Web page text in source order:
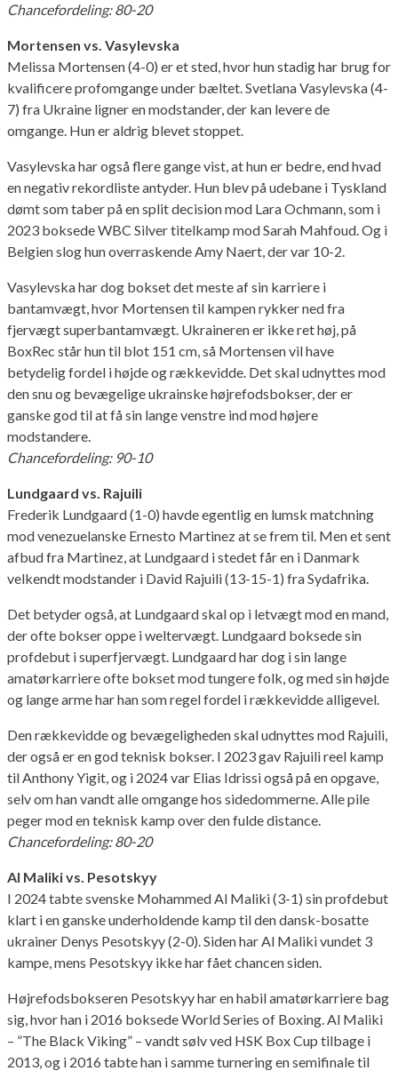
Chancefordeling: 80-20
Mortensen vs. Vasylevska
Melissa Mortensen (4-0) er et sted, hvor hun stadig har brug for
kvalificere profomgange under bæltet. Svetlana Vasylevska (4-
7) fra Ukraine ligner en modstander, der kan levere de
omgange. Hun er aldrig blevet stoppet.
Vasylevska har også flere gange vist, at hun er bedre, end hvad
en negativ rekordliste antyder. Hun blev på udebane i Tyskland
dømt som taber på en split decision mod Lara Ochmann, som i
2023 boksede WBC Silver titelkamp mod Sarah Mahfoud. Og i
Belgien slog hun overraskende Amy Naert, der var 10-2.
Vasylevska har dog bokset det meste af sin karriere i
bantamvægt, hvor Mortensen til kampen rykker ned fra
fjervægt superbantamvægt. Ukraineren er ikke ret høj, på
BoxRec står hun til blot 151 cm, så Mortensen vil have
betydelig fordel i højde og rækkevidde. Det skal udnyttes mod
den snu og bevægelige ukrainske højrefodsbokser, der er
ganske god til at få sin lange venstre ind mod højere
modstandere.
Chancefordeling: 90-10
Lundgaard vs. Rajuili
Frederik Lundgaard (1-0) havde egentlig en lumsk matchning
mod venezuelanske Ernesto Martinez at se frem til. Men et sent
afbud fra Martinez, at Lundgaard i stedet får en i Danmark
velkendt modstander i David Rajuili (13-15-1) fra Sydafrika.
Det betyder også, at Lundgaard skal op i letvægt mod en mand,
der ofte bokser oppe i weltervægt. Lundgaard boksede sin
profdebut i superfjervægt. Lundgaard har dog i sin lange
amatørkarriere ofte bokset mod tungere folk, og med sin højde
og lange arme har han som regel fordel i rækkevidde alligevel.
Den rækkevidde og bevægeligheden skal udnyttes mod Rajuili,
der også er en god teknisk bokser. I 2023 gav Rajuili reel kamp
til Anthony Yigit, og i 2024 var Elias Idrissi også på en opgave,
selv om han vandt alle omgange hos sidedommerne. Alle pile
peger mod en teknisk kamp over den fulde distance.
Chancefordeling: 80-20
Al Maliki vs. Pesotskyy
I 2024 tabte svenske Mohammed Al Maliki (3-1) sin profdebut
klart i en ganske underholdende kamp til den dansk-bosatte
ukrainer Denys Pesotskyy (2-0). Siden har Al Maliki vundet 3
kampe, mens Pesotskyy ikke har fået chancen siden.
Højrefodsbokseren Pesotskyy har en habil amatørkarriere bag
sig, hvor han i 2016 boksede World Series of Boxing. Al Maliki
– ”The Black Viking” – vandt sølv ved HSK Box Cup tilbage i
2013, og i 2016 tabte han i samme turnering en semifinale til